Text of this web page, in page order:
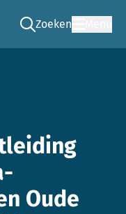
Zoeken
Ga naar de zoek
Oude